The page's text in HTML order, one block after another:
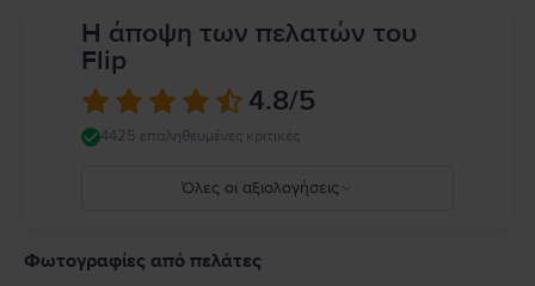
Η άποψη των πελατών του
Flip
4.8/5
4425 επαληθευμένες κριτικές
Όλες οι αξιολογήσεις
4
Φωτογραφίες από πελάτες